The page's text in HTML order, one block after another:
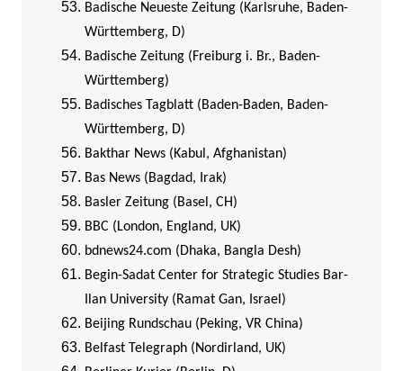
Badische Neueste Zeitung (Karlsruhe, Baden-
Württemberg, D)
Badische Zeitung (Freiburg i. Br., Baden-
Württemberg)
Badisches Tagblatt (Baden-Baden, Baden-
Württemberg, D)
Bakthar News (Kabul, Afghanistan)
Bas News (Bagdad, Irak)
Basler Zeitung (Basel, CH)
BBC (London, England, UK)
bdnews24.com (Dhaka, Bangla Desh)
Begin-Sadat Center for Strategic Studies Bar-
Ilan University (Ramat Gan, Israel)
Beijing Rundschau (Peking, VR China)
Belfast Telegraph (Nordirland, UK)